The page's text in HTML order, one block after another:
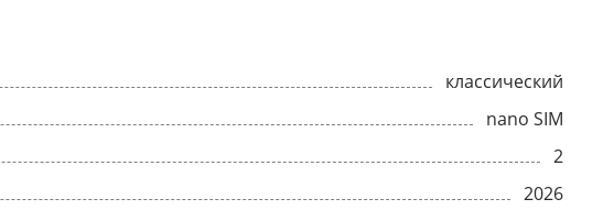
классический
nano SIM
2
2026